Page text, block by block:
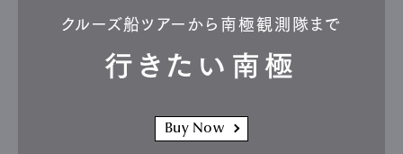
クルーズ船ツアーから南極観測隊まで
行きたい南極
Buy Now